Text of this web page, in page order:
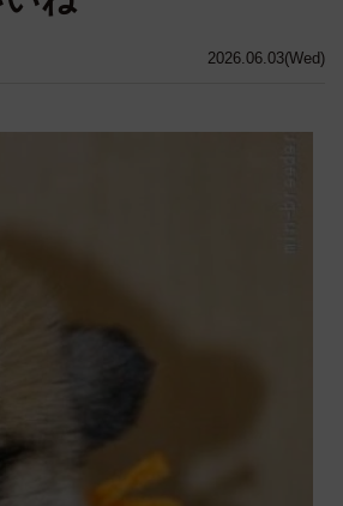
2026.06.03(Wed)